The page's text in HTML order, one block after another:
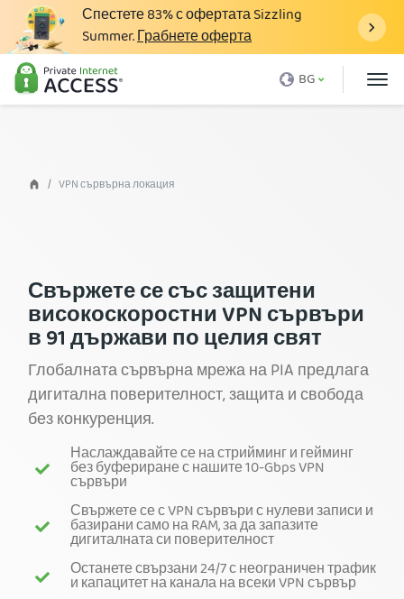
Спестете83%с офертата Sizzling
Summer.Грабнете оферта
BG
Какво е VPN
Защо PIA
VPN Предимства
Блог
Поддръжка
Влез
Вземи PIA VPN
VPN сървърна локация
Свържете се със защитени
високоскоростни VPN сървъри
в 91 държави по целия свят
Глобалната сървърна мрежа на PIA предлага
дигитална поверителност, защита и свобода
без конкуренция.
Наслаждавайте се на стрийминг и гейминг
без буфериране с нашите 10-Gbps VPN
сървъри
Свържете се с VPN сървъри с нулеви записи и
базирани само на RAM, за да запазите
дигиталната си поверителност
Останете свързани 24/7 с неограничен трафик
и капацитет на канала на всеки VPN сървър